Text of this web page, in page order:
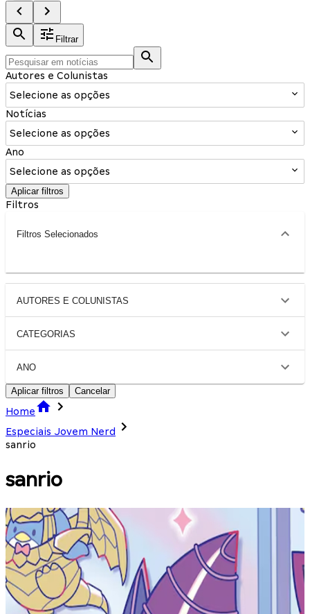
Filtrar
Autores e Colunistas
Selecione as opções
Notícias
Selecione as opções
Ano
Selecione as opções
Aplicar filtros
Filtros
Filtros Selecionados
AUTORES E COLUNISTAS
CATEGORIAS
ANO
Aplicar filtros Cancelar
Home
Especiais Jovem Nerd
sanrio
sanrio